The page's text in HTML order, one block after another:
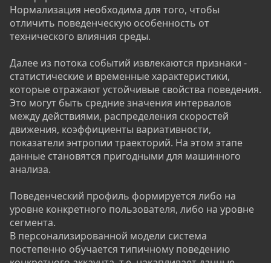
Нормализация необходима для того, чтобы
отличить поведенческую особенность от
технического влияния среды.
Далее из потока событий извлекаются признаки -
статистические и временные характеристики,
которые отражают устойчивые свойства поведения.
Это могут быть средние значения интервалов
между действиями, распределения скоростей
движения, коэффициенты вариативности,
показатели энтропии траекторий. На этом этапе
данные становятся пригодными для машинного
анализа.
Поведенческий профиль формируется либо на
уровне конкретного пользователя, либо на уровне
сегмента.
В персонализированной модели система
постепенно обучается типичному поведению